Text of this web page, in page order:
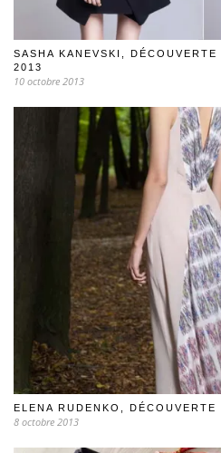
SASHA KANEVSKI,
2013
10 octobre 2013
ELENA RUDENKO,
8 octobre 2013